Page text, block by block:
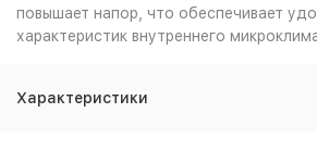
повышает напор, что обеспечивает
характеристик внутреннего
Характеристики